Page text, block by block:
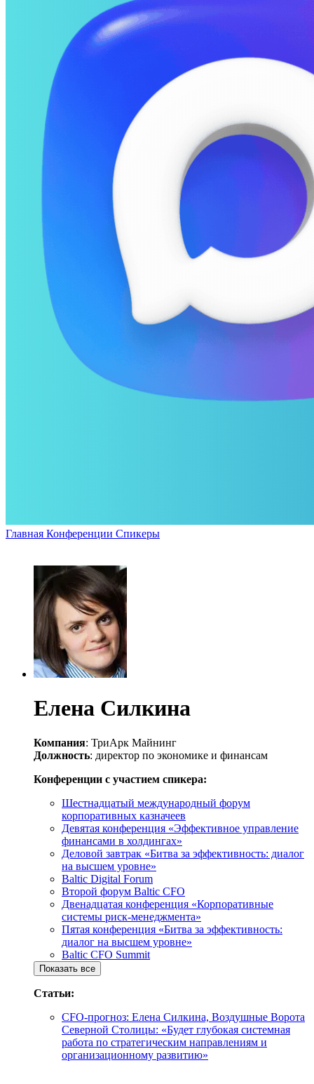
Главная Конференции Спикеры
Елена Силкина
Компания: ТриАрк Майнинг
Должность: директор по экономике и финансам
Конференции с участием спикера:
Шестнадцатый международный форум
корпоративных казначеев
Девятая конференция «Эффективное управление
финансами в холдингах»
Деловой завтрак «Битва за эффективность: диалог
на высшем уровне»
Baltic Digital Forum
Второй форум Baltic CFO
Двенадцатая конференция «Корпоративные
системы риск-менеджмента»
Пятая конференция «Битва за эффективность:
диалог на высшем уровне»
Baltic CFO Summit
Показать все
Статьи:
CFO-прогноз: Елена Силкина, Воздушные Ворота
Северной Столицы: «Будет глубокая системная
работа по стратегическим направлениям и
организационному развитию»